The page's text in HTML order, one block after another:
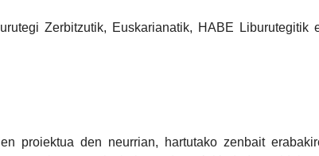
Zerbitzutik, Euskarianatik, HABE Liburutegitik
proiektua den neurrian, hartutako zenbait